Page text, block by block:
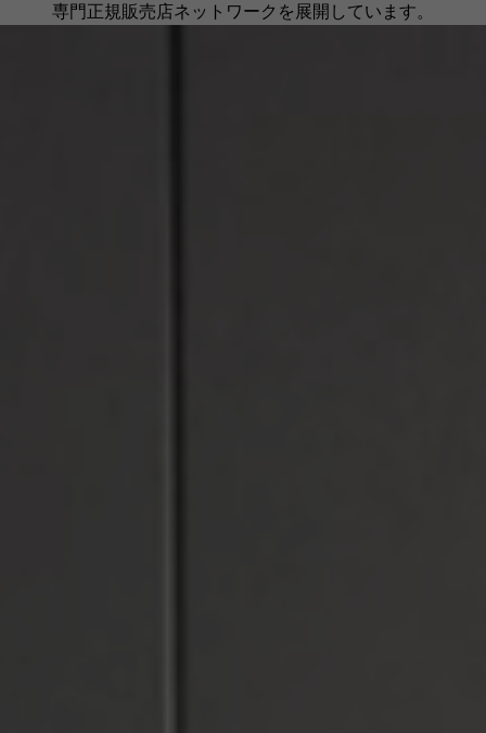
専門正規販売店ネットワークを展開しています。